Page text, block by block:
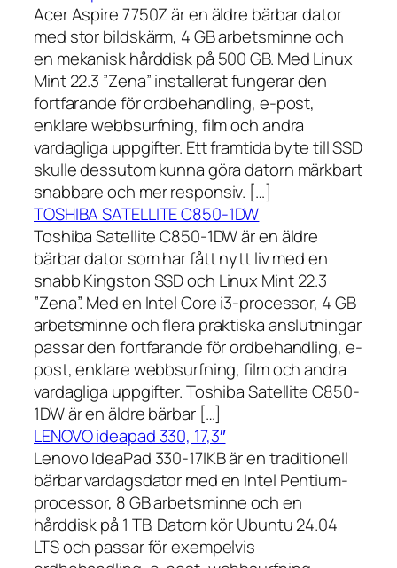
Acer Aspire 7750Z är en äldre bärbar dator
med stor bildskärm, 4 GB arbetsminne och
en mekanisk hårddisk på 500 GB. Med Linux
Mint 22.3 ”Zena” installerat fungerar den
fortfarande för ordbehandling, e-post,
enklare webbsurfning, film och andra
vardagliga uppgifter. Ett framtida byte till SSD
skulle dessutom kunna göra datorn märkbart
snabbare och mer responsiv. […]
TOSHIBA SATELLITE C850-1DW
Toshiba Satellite C850-1DW är en äldre
bärbar dator som har fått nytt liv med en
snabb Kingston SSD och Linux Mint 22.3
”Zena”. Med en Intel Core i3-processor, 4 GB
arbetsminne och flera praktiska anslutningar
passar den fortfarande för ordbehandling, e-
post, enklare webbsurfning, film och andra
vardagliga uppgifter. Toshiba Satellite C850-
1DW är en äldre bärbar […]
LENOVO ideapad 330, 17,3″
Lenovo IdeaPad 330-17IKB är en traditionell
bärbar vardagsdator med en Intel Pentium-
processor, 8 GB arbetsminne och en
hårddisk på 1 TB. Datorn kör Ubuntu 24.04
LTS och passar för exempelvis